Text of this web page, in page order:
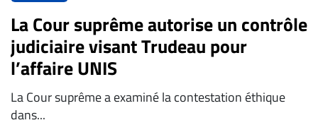
La Cour suprême autorise un contrôle
judiciaire visant Trudeau pour
l’affaire UNIS
​La Cour suprême a examiné la contestation éthique
dans...